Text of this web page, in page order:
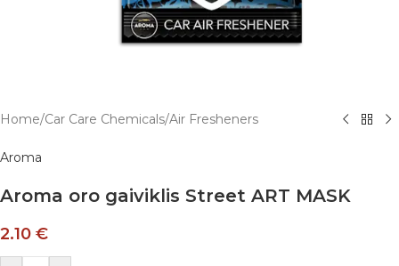
Home/Car Care Chemicals/Air Fresheners
Aroma
Aroma oro gaiviklis Street ART MASK
2.10 €